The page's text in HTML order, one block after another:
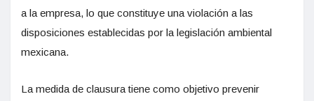
a la empresa, lo que constituye una violación a las
disposiciones establecidas por la legislación ambiental
mexicana.
La medida de clausura tiene como objetivo prevenir